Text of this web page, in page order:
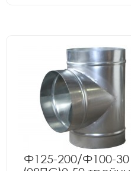
Ф125-200/Ф100-